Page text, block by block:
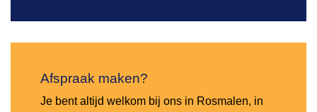
Afspraak maken?
Je bent altijd welkom bij ons in Rosmalen, in